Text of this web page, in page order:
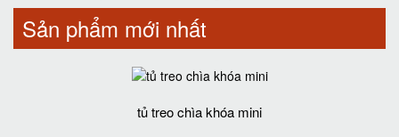
Sản phẩm mới nhất
tủ treo chìa khóa mini